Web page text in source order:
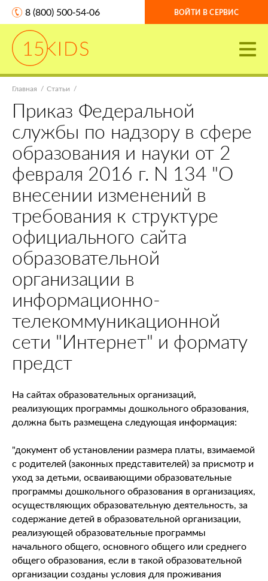
8 (800) 500-54-06 ВОЙТИ В СЕРВИС
Главная Статьи
Приказ Федеральной
службы по надзору в сфере
образования и науки от 2
февраля 2016 г. N 134 "О
внесении изменений в
требования к структуре
официального сайта
образовательной
организации в
информационно-
телекоммуникационной
сети "Интернет" и формату
предст
На сайтах образовательных организаций,
реализующих программы дошкольного образования,
должна быть размещена следующая информация:
"документ об установлении размера платы, взимаемой
с родителей (законных представителей) за присмотр и
уход за детьми, осваивающими образовательные
программы дошкольного образования в организациях,
осуществляющих образовательную деятельность, за
содержание детей в образовательной организации,
реализующей образовательные программы
начального общего, основного общего или среднего
общего образования, если в такой образовательной
организации созданы условия для проживания